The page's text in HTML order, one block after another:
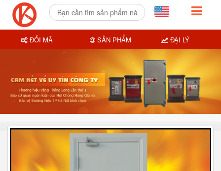
ĐỔI MÃ SẢN PHẨM ĐẠI LÝ